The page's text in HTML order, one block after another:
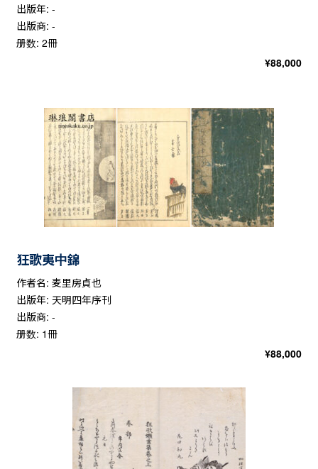
出版年: -
出版商: -
册数: 2冊
¥88,000
狂歌夷中錦
作者名: 麦里房貞也
出版年: 天明四年序刊
出版商: -
册数: 1冊
¥88,000